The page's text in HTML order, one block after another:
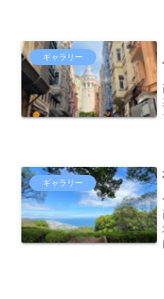
ギャラリー
ギャラリー